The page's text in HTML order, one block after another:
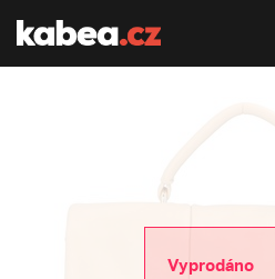
Vyprodáno